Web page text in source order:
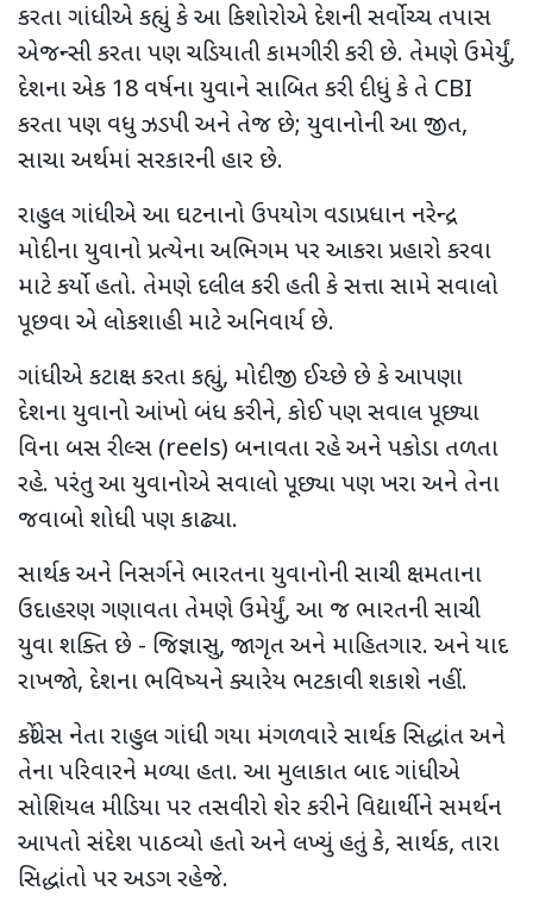
કરતા ગાંધીએ કહ્યું કે આ કિશોરોએ દેશની સર્વોચ્ચ તપાસ
એજન્સી કરતા પણ ચડિયાતી કામગીરી કરી છે. તેમણે ઉમેર્યું,
દેશના એક 18 વર્ષના યુવાને સાબિત કરી દીધું કે તે CBI
કરતા પણ વધુ ઝડપી અને તેજ છે; યુવાનોની આ જીત,
સાચા અર્થમાં સરકારની હાર છે.
રાહુલ ગાંધીએ આ ઘટનાનો ઉપયોગ વડાપ્રધાન નરેન્દ્ર
મોદીના યુવાનો પ્રત્યેના અભિગમ પર આકરા પ્રહારો કરવા
માટે કર્યો હતો. તેમણે દલીલ કરી હતી કે સત્તા સામે સવાલો
પૂછવા એ લોકશાહી માટે અનિવાર્ય છે.
ગાંધીએ કટાક્ષ કરતા કહ્યું, મોદીજી ઈચ્છે છે કે આપણા
દેશના યુવાનો આંખો બંધ કરીને, કોઈ પણ સવાલ પૂછ્યા
વિના બસ રીલ્સ (reels) બનાવતા રહે અને પકોડા તળતા
રહે. પરંતુ આ યુવાનોએ સવાલો પૂછ્યા પણ ખરા અને તેના
જવાબો શોધી પણ કાઢ્યા.
સાર્થક અને નિસર્ગને ભારતના યુવાનોની સાચી ક્ષમતાના
ઉદાહરણ ગણાવતા તેમણે ઉમેર્યું, આ જ ભારતની સાચી
યુવા શક્તિ છે - જિજ્ઞાસુ, જાગૃત અને માહિતગાર. અને યાદ
રાખજો, દેશના ભવિષ્યને ક્યારેય ભટકાવી શકાશે નહીં.
કોંગ્રેસ નેતા રાહુલ ગાંધી ગયા મંગળવારે સાર્થક સિદ્ધાંત અને
તેના પરિવારને મળ્યા હતા. આ મુલાકાત બાદ ગાંધીએ
સોશિયલ મીડિયા પર તસવીરો શેર કરીને વિદ્યાર્થીને સમર્થન
આપતો સંદેશ પાઠવ્યો હતો અને લખ્યું હતું કે, સાર્થક, તારા
સિદ્ધાંતો પર અડગ રહેજે.